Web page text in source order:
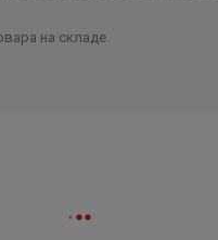
на складе.